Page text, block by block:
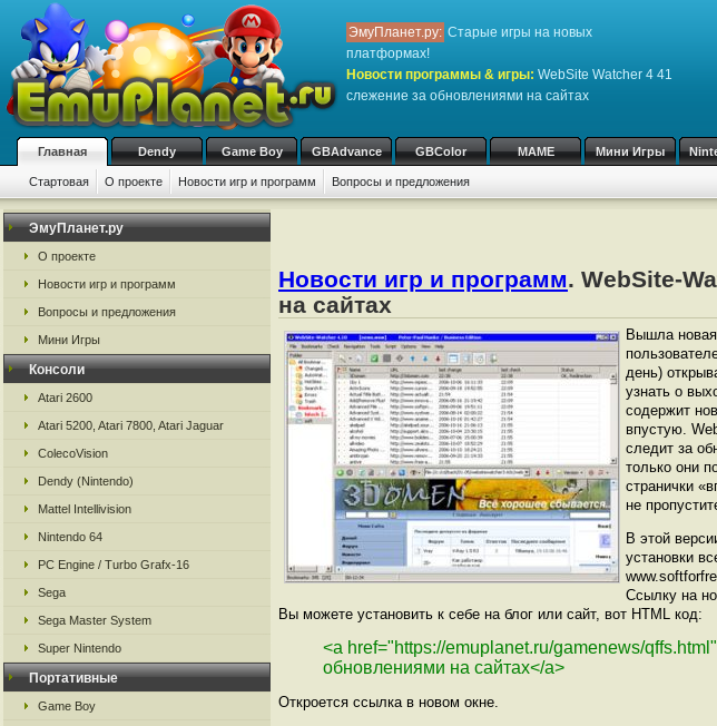
ЭмуПланет.ру: Старые игры на новых
платформах!
Новости программы & игры: WebSite Watcher 4 41
слежение за обновлениями на сайтах
Главная Dendy Game Boy GBAdvance GBColor MAME Мини Игры
Стартовая О проекте Новости игр и программ Вопросы и предложения
ЭмуПланет.ру
О проекте
Новости игр и программ
Вопросы и предложения
Мини Игры
Консоли
Atari 2600
Atari 5200, Atari 7800, Atari Jaguar
ColecoVision
Dendy (Nintendo)
Mattel Intellivision
Nintendo 64
PC Engine / Turbo Grafx-16
Sega
Sega Master System
Super Nintendo
Портативные
Game Boy
Новости игр и программ. WebSite-
на сайтах
Вышла
день)
узнать о
содержит
впустую.
следит за
только они
странички
не
В этой
установки
Ссылку на
Вы можете установить к себе на блог или сайт, вот HTML код:
<a href="https://emuplanet.ru/gamenews/
обновлениями на сайтах</a>
Откроется ссылка в новом окне.